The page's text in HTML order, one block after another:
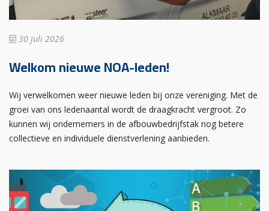
30 juli 2026
Welkom nieuwe NOA-leden!
Wij verwelkomen weer nieuwe leden bij onze vereniging. Met de
groei van ons ledenaantal wordt de draagkracht vergroot. Zo
kunnen wij ondernemers in de afbouwbedrijfstak nog betere
collectieve en individuele dienstverlening aanbieden.